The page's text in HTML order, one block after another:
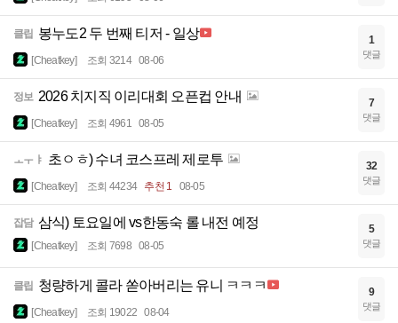
클립 봉누도2 두 번째 티저 - 일상
[Cheatkey] 조회 3214 08-06
1
댓글
정보 2026 치지직 이리대회 오픈컵 안내
[Cheatkey] 조회 4961 08-05
7
댓글
ㅗㅜㅑ 초ㅇㅎ) 수녀 코스프레 제로투
[Cheatkey] 조회 44234 추천 1 08-05
32
댓글
잡담 삼식) 토요일에 vs한동숙 롤 내전 예정
[Cheatkey] 조회 7698 08-05
5
댓글
클립 청량하게 콜라 쏟아버리는 유니 ㅋㅋㅋ
[Cheatkey] 조회 19022 08-04
9
댓글